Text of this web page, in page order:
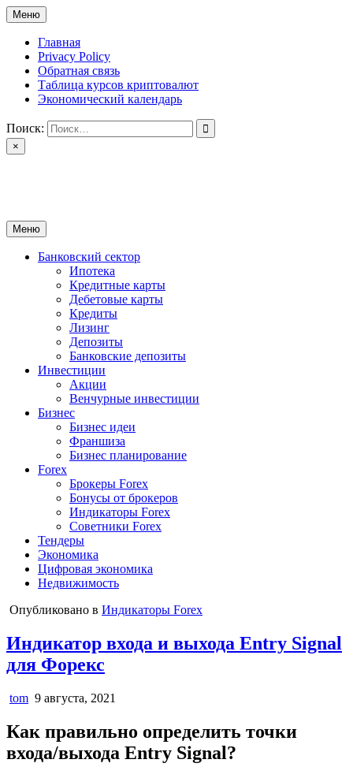
Перейти
к
содержимому
Меню
Главная
Privacy Policy
Обратная связь
Таблица курсов криптовалют
Экономический календарь
Поиск:
×
Меню
Банковский сектор
Ипотека
Кредитные карты
Дебетовые карты
Кредиты
Лизинг
Депозиты
Банковские депозиты
Инвестиции
Акции
Венчурные инвестиции
Бизнес
Бизнес идеи
Франшиза
Бизнес планирование
Forex
Брокеры Forex
Бонусы от брокеров
Индикаторы Forex
Советники Forex
Тендеры
Экономика
Цифровая экономика
Недвижимость
Опубликовано в Индикаторы Forex
Индикатор входа и выхода Entry Signal
для Форекс
tom 9 августа, 2021
Как правильно определить точки
входа/выхода Entry Signal?